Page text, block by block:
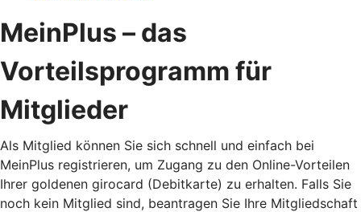
MeinPlus – das
Vorteilsprogramm für
Mitglieder
Als Mitglied können Sie sich schnell und einfach bei
MeinPlus registrieren, um Zugang zu den Online-Vorteilen
Ihrer goldenen girocard (Debitkarte) zu erhalten. Falls Sie
noch kein Mitglied sind, beantragen Sie Ihre Mitgliedschaft